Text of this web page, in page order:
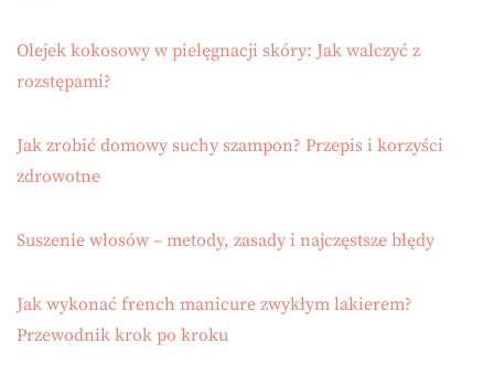
Olejek kokosowy w pielęgnacji skóry: Jak walczyć z
rozstępami?
Jak zrobić domowy suchy szampon? Przepis i korzyści
zdrowotne
Suszenie włosów – metody, zasady i najczęstsze błędy
Jak wykonać french manicure zwykłym lakierem?
Przewodnik krok po kroku